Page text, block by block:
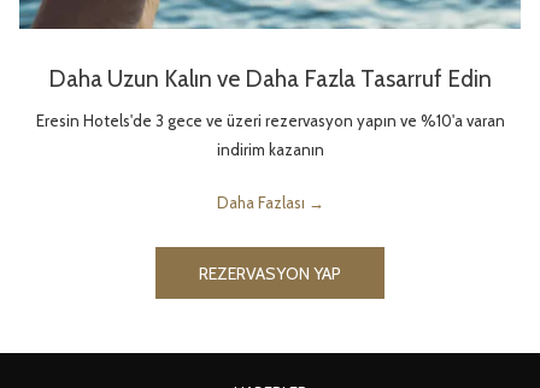
Daha Uzun Kalın ve Daha Fazla Tasarruf Edin
Eresin Hotels'de 3 gece ve üzeri rezervasyon yapın ve %10'a varan
indirim kazanın
Daha Fazlası
REZERVASYON YAP